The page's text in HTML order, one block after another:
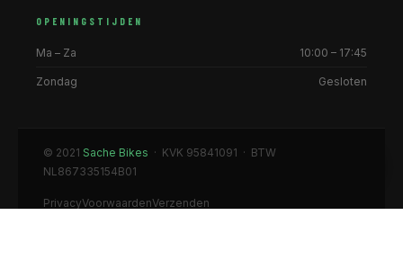
OPENINGSTIJDEN
Ma – Za 10:00 – 17:45
Zondag Gesloten
© 2021 Sache Bikes · KVK 95841091 · BTW
NL867335154B01
PrivacyVoorwaardenVerzenden